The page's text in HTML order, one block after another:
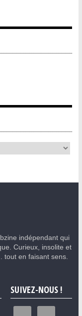
indépendant qui
Curieux, insolite et
tout en faisant sens.
SUIVEZ-NOUS !